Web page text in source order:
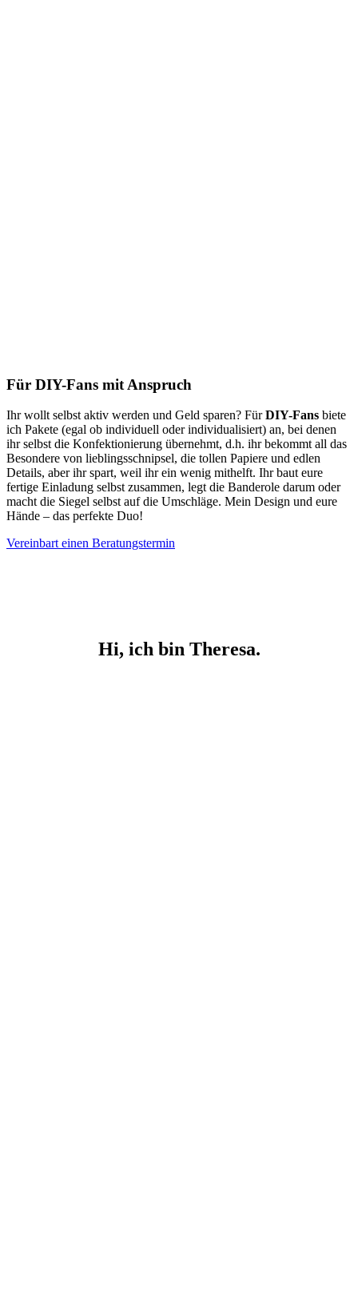
Für DIY-Fans mit Anspruch
Ihr wollt selbst aktiv werden und Geld sparen? FürDIY-Fans biete
ich Pakete (egal ob individuell oder individualisiert) an, bei denen
ihr selbst die Konfektionierung übernehmt, d.h. ihr bekommt all das
Besondere von lieblingsschnipsel, die tollen Papiere und edlen
Details, aber ihr spart, weil ihr ein wenig mithelft. Ihr baut eure
fertige Einladung selbst zusammen, legt die Banderole darum oder
macht die Siegel selbst auf die Umschläge. Mein Design und eure
Hände – das perfekte Duo!
Vereinbart einen Beratungstermin
Hi, ich bin Theresa.